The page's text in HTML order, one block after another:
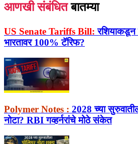
आणखी संबंधित बातम्या
US Senate Tariffs Bill:
भारतावर 100% टॅरिफ?
Polymer Notes : 2028 च्या
नोटा? RBI गव्हर्नरांचे मोठे संकेत